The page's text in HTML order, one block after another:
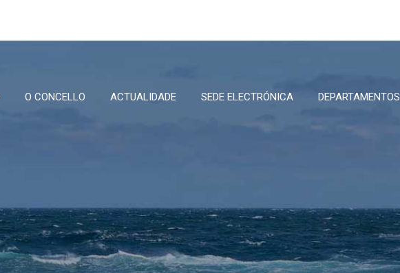
O CONCELLO ACTUALIDADE SEDE ELECTRÓNICA DEPARTAMENTOS